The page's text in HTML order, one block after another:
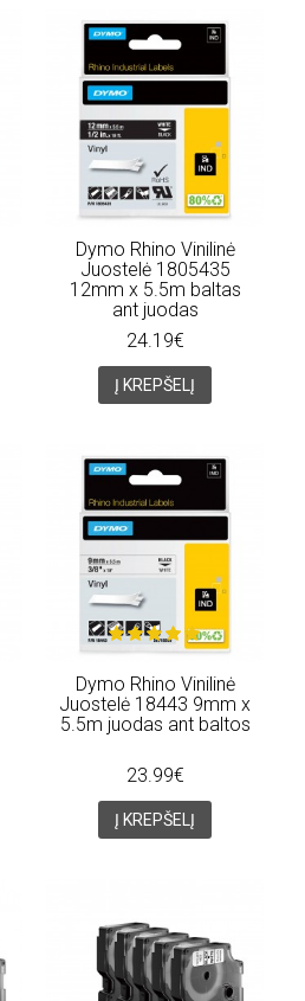
Dymo Rhino Vinilinė
Juostelė 1805435
12mm x 5.5m baltas
ant juodas
24.19€
Į KREPŠELĮ
Dymo Rhino Vinilinė
Juostelė 18443 9mm x
5.5m juodas ant baltos
23.99€
Į KREPŠELĮ